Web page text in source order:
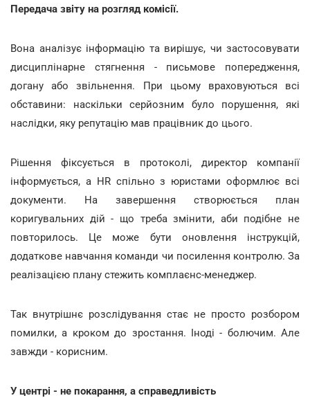
Передача звіту на розгляд комісії.
Вона аналізує інформацію та вирішує, чи застосовувати
дисциплінарне стягнення - письмове попередження,
догану або звільнення. При цьому враховуються всі
обставини: наскільки серйозним було порушення, які
наслідки, яку репутацію мав працівник до цього.
Рішення фіксується в протоколі, директор компанії
інформується, а HR спільно з юристами оформлює всі
документи. На завершення створюється план
коригувальних дій - що треба змінити, аби подібне не
повторилось. Це може бути оновлення інструкцій,
додаткове навчання команди чи посилення контролю. За
реалізацією плану стежить комплаєнс-менеджер.
Так внутрішнє розслідування стає не просто розбором
помилки, а кроком до зростання. Іноді - болючим. Але
завжди - корисним.
У центрі - не покарання, а справедливість